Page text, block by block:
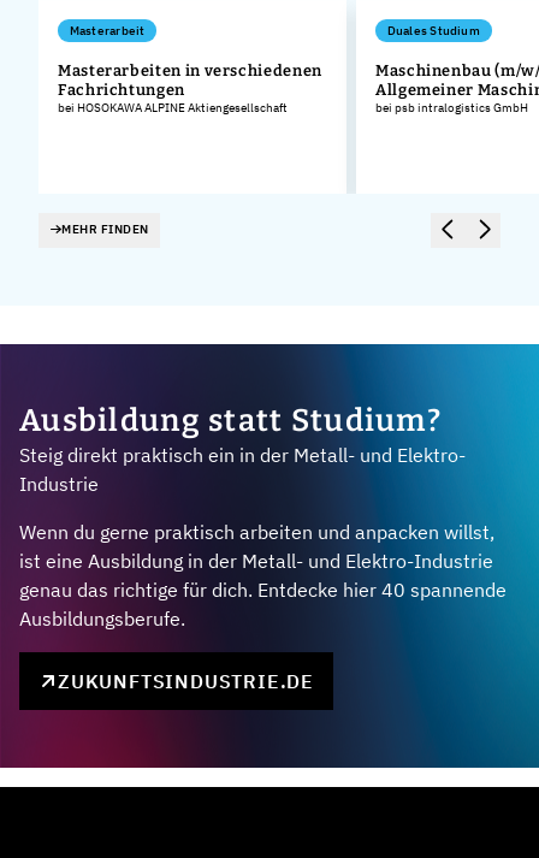
Masterarbeit
Masterarbeiten in verschiedenen
Fachrichtungen
bei HOSOKAWA ALPINE Aktiengesellschaft
Duales Studium
Maschinenbau (m/
Allgemeiner
bei psb intralogistics GmbH
MEHR FINDEN
Ausbildung statt Studium?
Steig direkt praktisch ein in der Metall- und Elektro-
Industrie
Wenn du gerne praktisch arbeiten und anpacken willst,
ist eine Ausbildung in der Metall- und Elektro-Industrie
genau das richtige für dich. Entdecke hier 40 spannende
Ausbildungsberufe.
ZUKUNFTSINDUSTRIE.DE